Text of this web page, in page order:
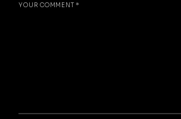
YOUR COMMENT *